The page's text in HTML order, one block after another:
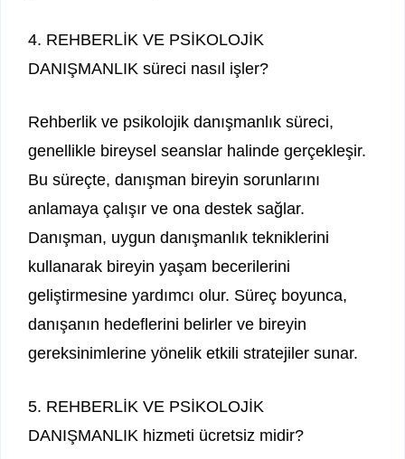
4. REHBERLİK VE PSİKOLOJİK
DANIŞMANLIK süreci nasıl işler?
Rehberlik ve psikolojik danışmanlık süreci,
genellikle bireysel seanslar halinde gerçekleşir.
Bu süreçte, danışman bireyin sorunlarını
anlamaya çalışır ve ona destek sağlar.
Danışman, uygun danışmanlık tekniklerini
kullanarak bireyin yaşam becerilerini
geliştirmesine yardımcı olur. Süreç boyunca,
danışanın hedeflerini belirler ve bireyin
gereksinimlerine yönelik etkili stratejiler sunar.
5. REHBERLİK VE PSİKOLOJİK
DANIŞMANLIK hizmeti ücretsiz midir?